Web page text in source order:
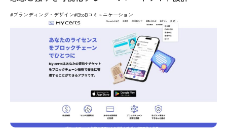
#ブランディング・デザイン#BtoBコミュニケーション